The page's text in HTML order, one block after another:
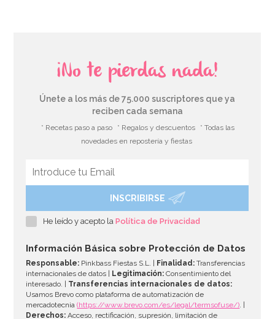
Nordic Ware Blossom
AÑADIR
¡No te pierdas nada!
Únete a los más de 75.000 suscriptores que ya
reciben cada semana
* Recetas paso a paso * Regalos y descuentos
* Todas las
novedades en repostería y fiestas
INSCRIBIRSE
He leído y acepto laPolítica de Privacidad
Información Básica sobre Protección de Datos
Responsable: Pinkbass Fiestas S.L. | Finalidad: Transferencias
internacionales de datos |
Legitimación: Consentimiento del
interesado. | Transferencias internacionales de datos:
Usamos Brevo como plataforma de automatización de
mercadotecnia(https://www.brevo.com/es/legal/termsofuse/). |
Derechos: Acceso, rectificación, supresión, limitación de